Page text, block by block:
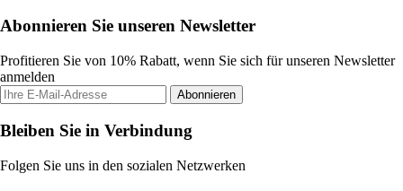
Abonnieren Sie unseren Newsletter
Profitieren Sie von 10% Rabatt, wenn Sie sich für unseren Newsletter
anmelden
Abonnieren
Bleiben Sie in Verbindung
Folgen Sie uns in den sozialen Netzwerken